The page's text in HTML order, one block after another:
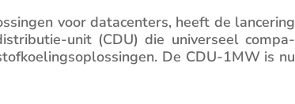
voor datacen­ters, heeft de lance­ring
unit (CDU) die univer­seel compa­
De CDU-1MW is nu